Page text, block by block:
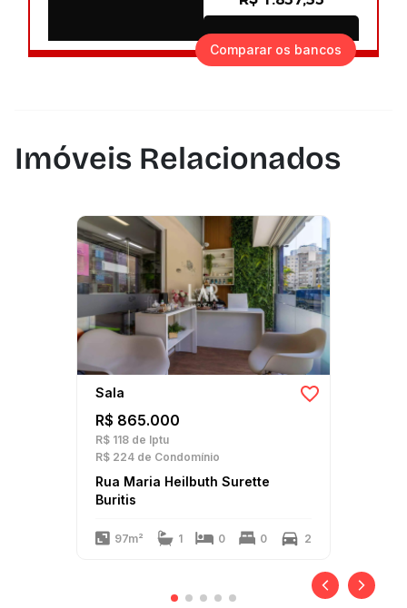
Comparar os bancos
Imóveis Relacionados
Sala
R$ 865.000
R$ 118 de Iptu
R$ 224 de Condomínio
Rua Maria Heilbuth Surette
Buritis
97m² 1 0 0 2